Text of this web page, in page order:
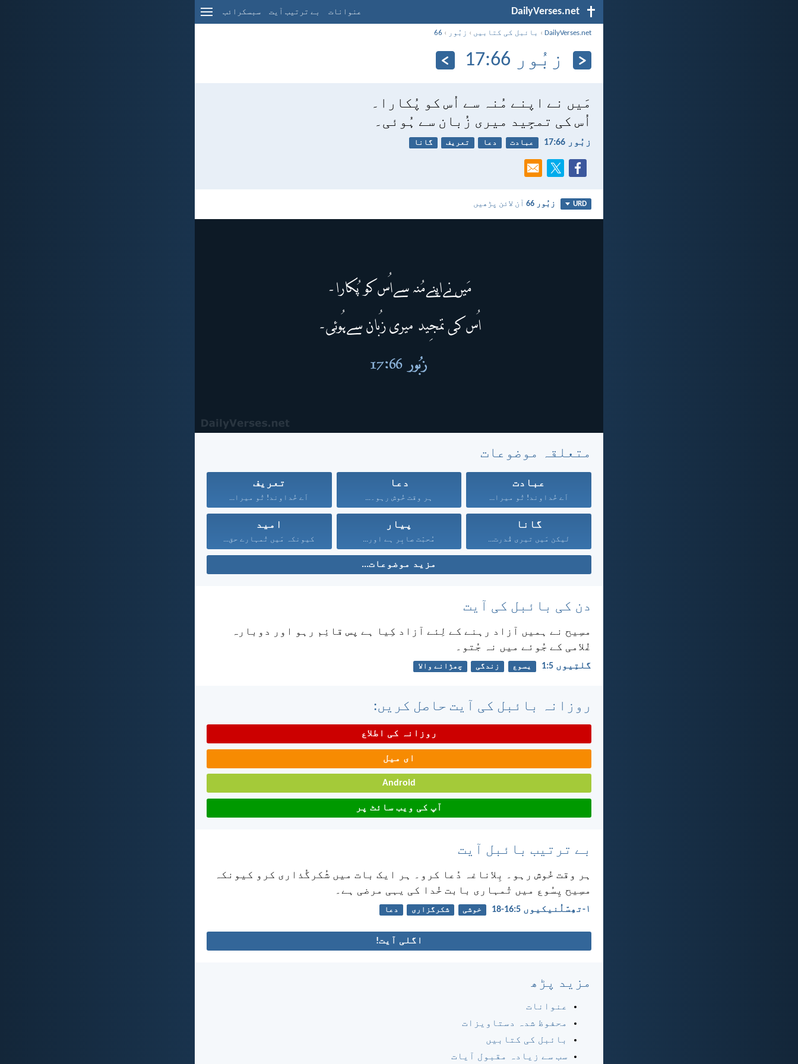
DailyVerses.net عنوانات بے ترتیب آیت سبسکرائب
DailyVerses.net
› بائبل کی کتابیں › زبُور ›
66
زبُور 66:‏17
مَیں نے اپنے مُنہ سے اُس کو پُکارا۔
اُس کی تمجِید میری زُبان سے ہُوئی۔
زبُور 66:‏17 عبادت دعا تعریف گانا
URD زبُور 66 آن لائن پڑھیں
متعلقہ موضوعات
عبادت
اَے خُداوند! تُو میرا...
دعا
ہر وقت خُوش رہو۔...
تعریف
اَے خُداوند! تُو میرا...
گانا
لیکن مَیں تیری قُدرت...
پیار
مُحبّت صابِر ہے اور...
امید
کیونکہ مَیں تُمہارے حق...
مزید موضوعات...
دن کی بائبل کی آیت
مسِیح نے ہمیں آزاد رہنے کے لِئے آزاد کِیا ہے پس قائِم رہو اور دوبارہ
غُلامی کے جُوئے میں نہ جُتو۔
گلتِیوں 5:‏1 یسوع زندگی چھڑانے والا
روزانہ بائبل کی آیت حاصل کریں:
روزانہ کی اطلاع
ای میل
Android
آپ کی ویب سائٹ پر
بے ترتیب بائبل آیت
ہر وقت خُوش رہو۔ بِلاناغہ دُعا کرو۔ ہر ایک بات میں شُکرگُذاری کرو کیونکہ
مسِیح یِسُوع میں تُمہاری بابت خُدا کی یہی مرضی ہے۔
۱-تھِسّلُنیکیوں 5:‏16-‏18 خوشی شکرگزاری دعا
اگلی آیت!
مزید پڑھ
عنوانات
محفوظ شدہ دستاویزات
بائبل کی کتابیں
سب سے زیادہ مقبول آیات